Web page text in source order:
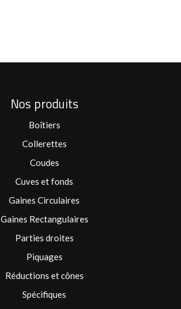
Nos produits
Boîtiers
Collerettes
Coudes
Cuves et fonds
Gaines Circulaires
Gaines Rectangulaires
Parties droites
Piquages
Réductions et cônes
Spécifiques